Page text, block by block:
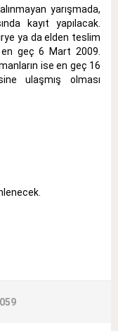
yarışmada,
kayıt yapılacak.
ya da elden teslim
geç 6 Mart 2009.
ise en geç 16
ulaşmış olması